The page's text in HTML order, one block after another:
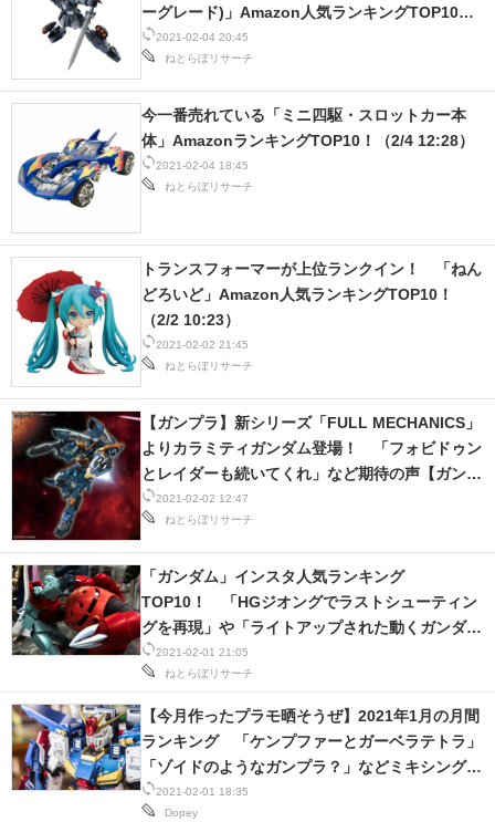
2021-02-04 20:45
ねとらぼリサーチ
ーグレード)」Amazon人気ランキングTOP10！
（2/4 09:53）
2021-02-04 18:45
ねとらぼリサーチ
今一番売れている「ミニ四駆・スロットカー本
体」AmazonランキングTOP10！（2/4 12:28）
2021-02-02 21:45
ねとらぼリサーチ
トランスフォーマーが上位ランクイン！ 「ねん
どろいど」Amazon人気ランキングTOP10！
（2/2 10:23）
2021-02-02 12:47
ねとらぼリサーチ
【ガンプラ】新シリーズ「FULL MECHANICS」
よりカラミティガンダム登場！ 「フォビドゥン
とレイダーも続いてくれ」など期待の声【ガンダ
ムSEED】
2021-02-01 21:05
ねとらぼリサーチ
「ガンダム」インスタ人気ランキング
TOP10！ 「HGジオングでラストシューティン
グを再現」や「ライトアップされた動くガンダ
ム」など、盛りだくさん！
2021-02-01 18:35
Dopey
【今月作ったプラモ晒そうぜ】2021年1月の月間
ランキング 「ケンプファーとガーベラテトラ」
「ゾイドのようなガンプラ？」などミキシング作
品が人気！